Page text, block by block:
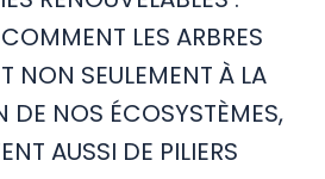
LES ARBRES
NON SEULEMENT À LA
DE NOS ÉCOSYSTÈMES,
AUSSI DE PILIERS